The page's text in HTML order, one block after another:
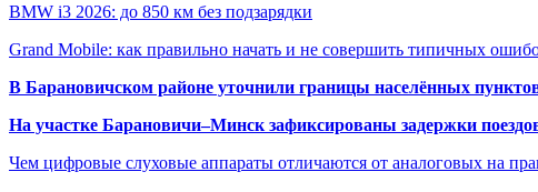
BMW i3 2026: до 850 км без подзарядки
Grand Mobile: как правильно начать и не совершить типичных
В Барановичском районе уточнили границы населённых
На участке Барановичи–Минск зафиксированы задержки
Чем цифровые слуховые аппараты отличаются от аналоговых на